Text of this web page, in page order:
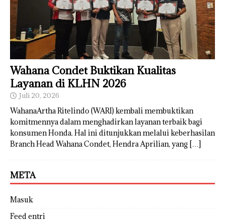
Wahana Condet Buktikan Kualitas
Layanan di KLHN 2026
Juli 20, 2026
WahanaArtha Ritelindo (WARI) kembali membuktikan
komitmennya dalam menghadirkan layanan terbaik bagi
konsumen Honda. Hal ini ditunjukkan melalui keberhasilan
Branch Head Wahana Condet, Hendra Aprilian, yang […]
META
Masuk
Feed entri